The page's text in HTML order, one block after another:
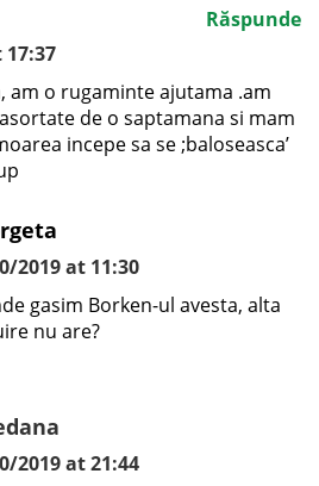
am o rugaminte ajutama .am
de o saptamana si mam
incepe sa se ;baloseasca’
Răspunde
2019 at 11:30
gasim Borken-ul avesta, alta
nu are?
2019 at 21:44